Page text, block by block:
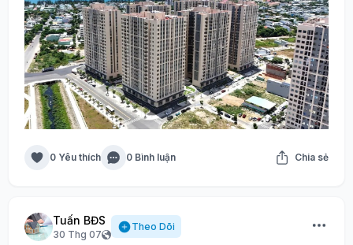
0 Yêu thích 0 Bình luận Chia sẻ
Tuấn BĐS
30 Thg 07
Theo Dõi